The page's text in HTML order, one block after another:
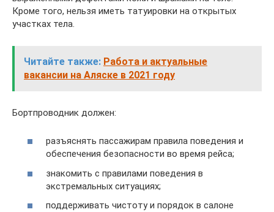
Кроме того, нельзя иметь татуировки на открытых
участках тела.
Читайте также: Работа и актуальные
вакансии на Аляске в 2021 году
Бортпроводник должен:
разъяснять пассажирам правила поведения и
обеспечения безопасности во время рейса;
знакомить с правилами поведения в
экстремальных ситуациях;
поддерживать чистоту и порядок в салоне